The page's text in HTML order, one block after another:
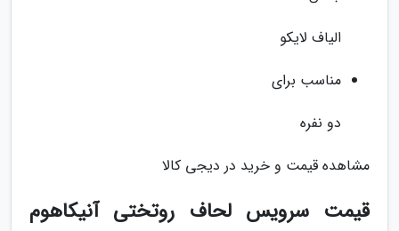
الیاف لایکو
مناسب برای
دو نفره
مشاهده قیمت و خرید در دیجی کالا
قیمت سرویس لحاف روتختی آنیکاهوم